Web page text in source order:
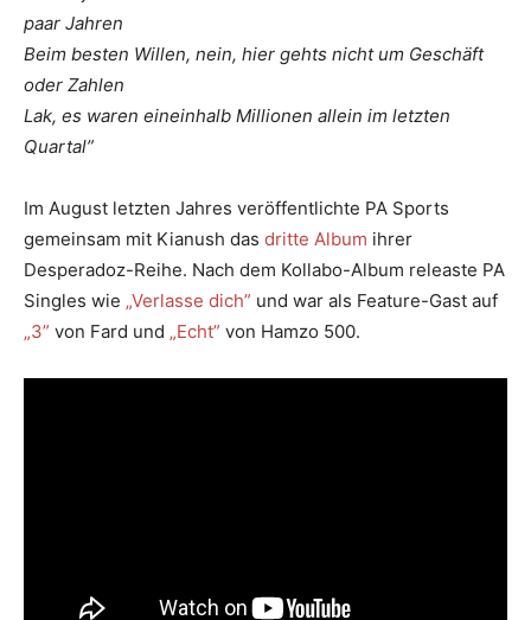
paar Jahren
Beim besten Willen, nein, hier gehts nicht um Geschäft
oder Zahlen
Lak, es waren eineinhalb Millionen allein im letzten
Quartal”
Im August letzten Jahres veröffentlichte PA Sports
gemeinsam mit Kianush das dritte Album ihrer
Desperadoz-Reihe. Nach dem Kollabo-Album releaste PA
Singles wie „Verlasse dich” und war als Feature-Gast auf
„3” von Fard und „Echt” von Hamzo 500.